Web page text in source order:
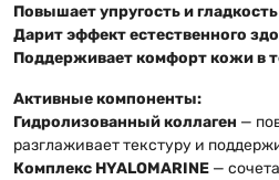
Повышает упругость и
Дарит эффект естественного
Поддерживает комфорт кожи в
Активные компоненты:
Гидролизованный коллаген —
разглаживает текстуру и
Комплекс HYALOMARINE —